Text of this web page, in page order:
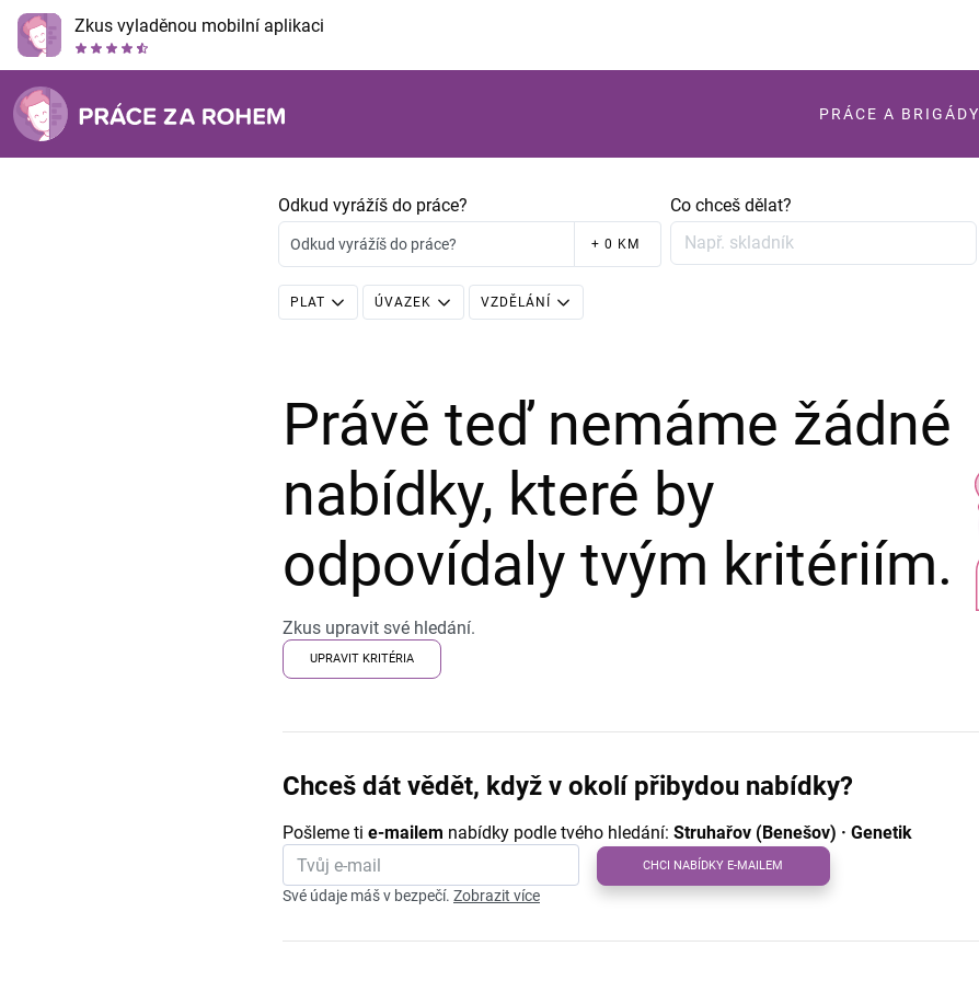
Zkus vyladěnou mobilní aplikaci
PRÁCE A BRIGÁDY
Odkud vyrážíš do práce?
Odkud vyrážíš do práce? + 0 KM
Co chceš dělat?
PLAT ÚVAZEK VZDĚLÁNÍ
Právě teď nemáme žádné
nabídky, které by
odpovídaly tvým kritériím.
Zkus upravit své hledání.
UPRAVIT KRITÉRIA
Chceš dát vědět, když v okolí přibydou nabídky?
Pošleme ti e-mailem nabídky podle tvého hledání: Struhařov (Benešov) · Genetik
CHCI NABÍDKY E-MAILEM
Své údaje máš v bezpečí. Zobrazit více